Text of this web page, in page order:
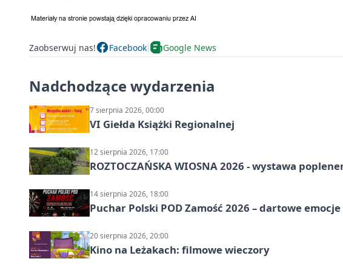
Zaobserwuj nas! Facebook Google News
Nadchodzące wydarzenia
7 sierpnia 2026, 00:00
VI Giełda Książki Regionalnej
12 sierpnia 2026, 17:00
ROZTOCZAŃSKA WIOSNA 2026 - wystawa
14 sierpnia 2026, 18:00
Puchar Polski POD Zamość 2026 – dartowe emocje
20 sierpnia 2026, 20:00
Kino na Leżakach: filmowe wieczory